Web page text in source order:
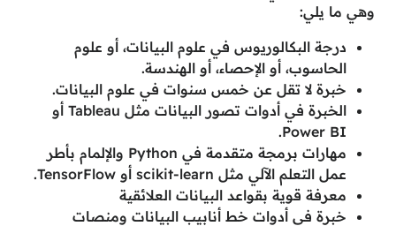
وهي ما يلي:
درجة البكالوريوس في علوم البيانات، أو علوم
الحاسوب، أو الإحصاء، أو الهندسة.
خبرة لا تقل عن خمس سنوات في علوم البيانات.
الخبرة في أدوات تصور البيانات مثل Tableau أو
Power BI.
مهارات برمجة متقدمة في Python والإلمام بأطر
عمل التعلم الآلي مثل scikit-learn أو TensorFlow.
معرفة قوية بقواعد البيانات العلائقية
خبرة في أدوات خط أنابيب البيانات ومنصات